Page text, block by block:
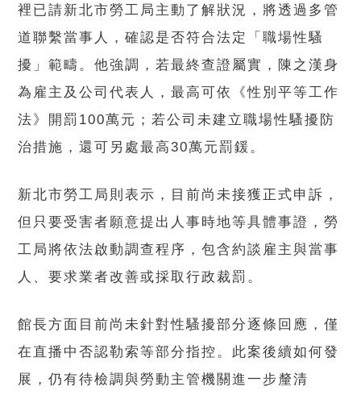
裡已請新北市勞工局主動了解狀況，將透過多管
道聯繫當事人，確認是否符合法定「職場性騷
擾」範疇。他強調，若最終查證屬實，陳之漢身
為雇主及公司代表人，最高可依《性別平等工作
法》開罰100萬元；若公司未建立職場性騷擾防
治措施，還可另處最高30萬元罰鍰。
新北市勞工局則表示，目前尚未接獲正式申訴，
但只要受害者願意提出人事時地等具體事證，勞
工局將依法啟動調查程序，包含約談雇主與當事
人、要求業者改善或採取行政裁罰。
館長方面目前尚未針對性騷擾部分逐條回應，僅
在直播中否認勒索等部分指控。此案後續如何發
展，仍有待檢調與勞動主管機關進一步釐清